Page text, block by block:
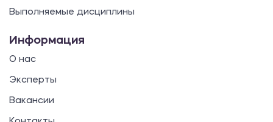
Выполняемые дисциплины
Информация
О нас
Эксперты
Вакансии